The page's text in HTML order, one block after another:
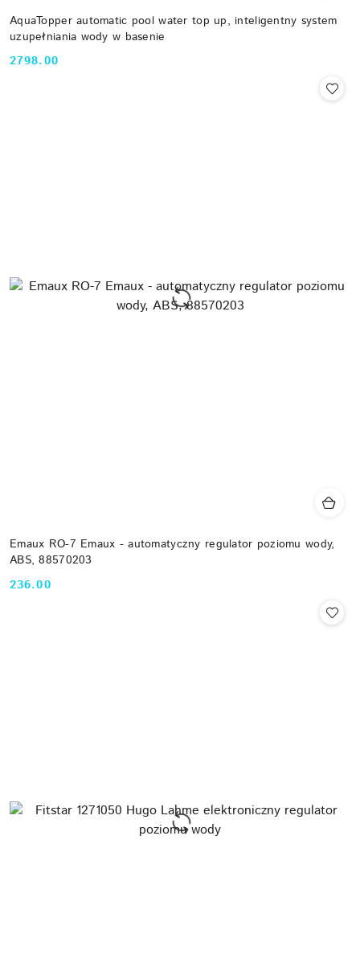
AquaTopper automatic pool water top up, inteligentny system
uzupełniania wody w basenie
Cena:
2798.00
Emaux RO-7 Emaux - automatyczny regulator poziomu wody,
ABS, 88570203
Cena:
236.00